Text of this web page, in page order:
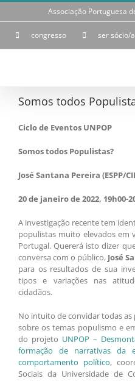
Skip
Associação Portuguesa
congresso ser sócio/a
Somos todos
Ciclo de Eventos UNPOP
Somos todos Populistas?
José Santana Pereira (ESPP/
20 de janeiro de 2022, 19h00-
A investigação recente tem
populistas muito elevados em
Portugal. Quererá isto dizer
conversa com o público, José
para os resultados de sua
tipos e variações nas
cidadãos.
No intuito de convidar todas as
sobre os temas populismo e
do projeto UNPOP –
formação de narrativas da
comportamento político,
Sociais da Universidade de